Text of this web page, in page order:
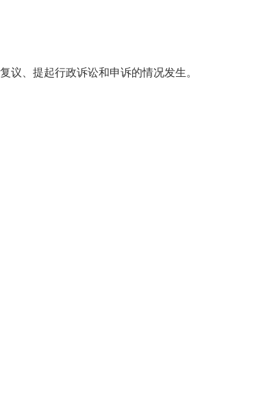
、提起行政诉讼和申诉的情况发生。